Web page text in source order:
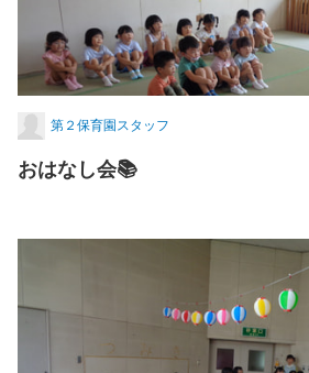
第２保育園スタッフ
おはなし会📚